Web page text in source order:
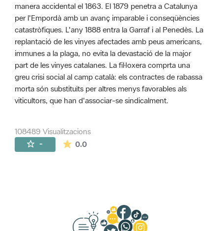
manera accidental el 1863. El 1879 penetra a Catalunya
per l'Empordà amb un avanç imparable i conseqüències
catastròfiques. L'any 1888 entra la Garraf i al Penedès. La
replantació de les vinyes afectades amb peus americans,
immunes a la plaga, no evita la devastació de la major
part de les vinyes catalanes. La fil·loxera comprta una
greu crisi social al camp català: els contractes de rabassa
morta són substituïts per altres menys favorables als
viticultors, que han d'associar-se sindicalment.
108489 Visualitzacions
- 0.0La mitjana de les valoracions és de 0